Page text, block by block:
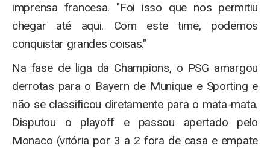
imprensa francesa. "Foi isso que nos permitiu
chegar até aqui. Com este time, podemos
conquistar grandes coisas."
Na fase de liga da Champions, o PSG amargou
derrotas para o Bayern de Munique e Sporting e
não se classificou diretamente para o mata-mata.
Disputou o playoff e passou apertado pelo
Monaco (vitória por 3 a 2 fora de casa e empate